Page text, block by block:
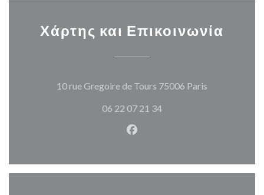
Χάρτης και Επικοινωνία
10 rue Gregoire de Tours 75006 Paris
06 22 07 21 34
Facebook ((ανοίγει σε νέο